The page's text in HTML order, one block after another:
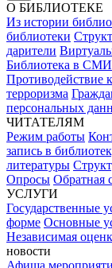
О БИБЛИОТЕКЕ
Из истории
библиотеки
дарители
Библиотека в СМИ
Противодействие
терроризма
персональных
ЧИТАТЕЛЯМ
Режим работы
запись в
литературы
Опросы Обратная
УСЛУГИ
Государственные
форме Основные
Независимая
новости
Афиша